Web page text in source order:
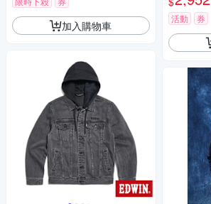
加入購物車 活動 券